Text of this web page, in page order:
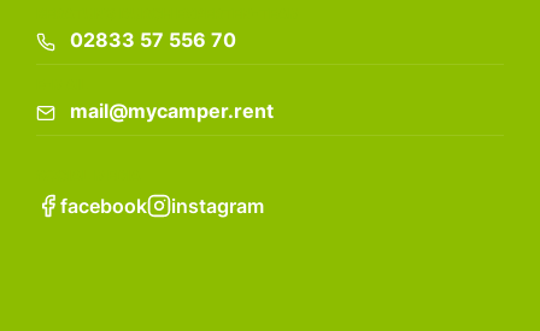
02833 57 556 70
mail@mycamper.rent
facebook instagram